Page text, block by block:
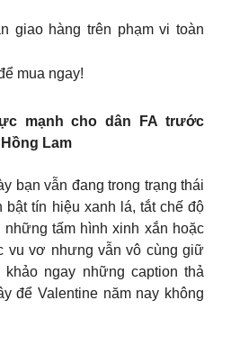
giao hàng trên phạm vi toàn
mua ngay!
mạnh cho dân FA trước
Lam
bạn vẫn đang trong trạng thái
bật tín hiệu xanh lá, tắt chế độ
tấm hình xinh xắn hoặc
vu vơ nhưng vẫn vô cùng giữ
ngay những caption thả
để Valentine năm nay không